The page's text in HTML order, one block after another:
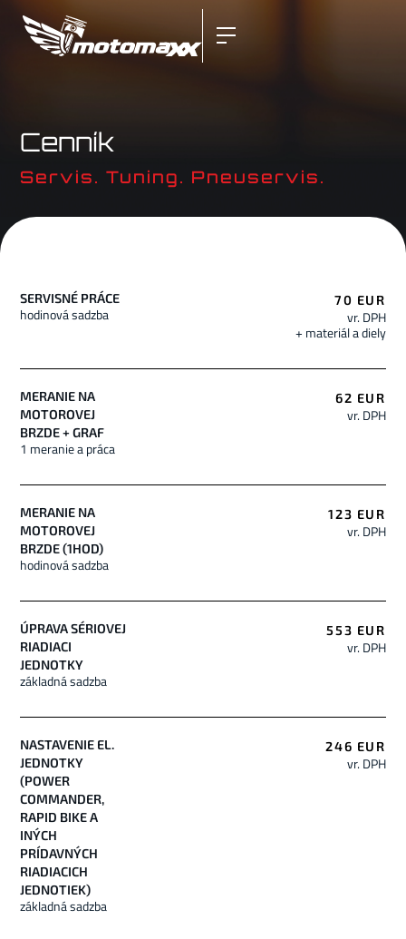
Cenník
Servis. Tuning. Pneuservis.
SERVISNÉ PRÁCE
hodinová sadzba
70 EUR
vr. DPH
+ materiál a diely
MERANIE NA
MOTOROVEJ
BRZDE + GRAF
1 meranie a práca
62 EUR
vr. DPH
MERANIE NA
MOTOROVEJ
BRZDE (1HOD)
hodinová sadzba
123 EUR
vr. DPH
ÚPRAVA SÉRIOVEJ
RIADIACI
JEDNOTKY
základná sadzba
553 EUR
vr. DPH
NASTAVENIE EL.
JEDNOTKY
(POWER
COMMANDER,
RAPID BIKE A
INÝCH
PRÍDAVNÝCH
RIADIACICH
JEDNOTIEK)
základná sadzba
246 EUR
vr. DPH